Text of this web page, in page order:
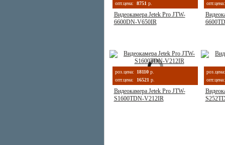
опт.цена:
8751 р.
Видеокамера Jetek Pro JTW-
6600DN-V650IR
опт.цена:
роз.цена: 18110 р.
опт.цена:
16521 р.
Видеокамера Jetek Pro JTW-
S1600TDN-V212IR
роз.цена:
опт.цена: